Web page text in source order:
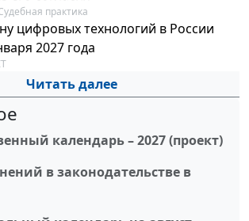
практика
цифровых технологий в России
2027 года
Читать далее
календарь – 2027 (проект)
в законодательстве в